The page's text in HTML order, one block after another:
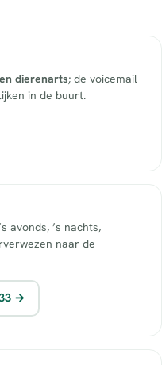
dierenarts; de voicemail
in de buurt.
avonds, ’s nachts,
naar de
→